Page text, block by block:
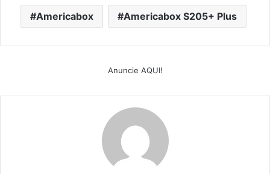
Americabox Americabox S205+ Plus
Anuncie AQUI!